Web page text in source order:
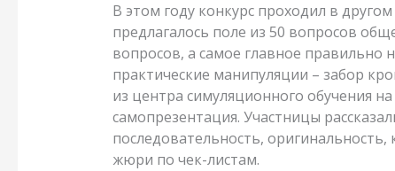
В этом году конкурс проходил в
предлагалось поле из 50 вопросов
вопросов, а самое главное правильно
практические манипуляции – забор
из центра симуляционного обучения
самопрезентация. Участницы
последовательность,
жюри по чек-листам.